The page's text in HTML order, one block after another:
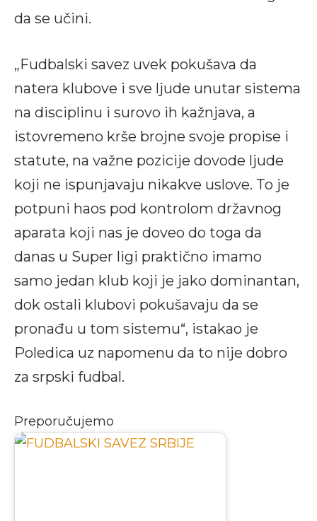
da se učini.
„Fudbalski savez uvek pokušava da
natera klubove i sve ljude unutar sistema
na disciplinu i surovo ih kažnjava, a
istovremeno krše brojne svoje propise i
statute, na važne pozicije dovode ljude
koji ne ispunjavaju nikakve uslove. To je
potpuni haos pod kontrolom državnog
aparata koji nas je doveo do toga da
danas u Super ligi praktično imamo
samo jedan klub koji je jako dominantan,
dok ostali klubovi pokušavaju da se
pronađu u tom sistemu“, istakao je
Poledica uz napomenu da to nije dobro
za srpski fudbal.
Preporučujemo